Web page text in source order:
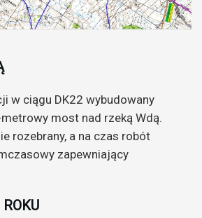
w ciągu DK22 wybudowany
most nad rzeką Wdą.
rozebrany, a na czas robót
zapewniający